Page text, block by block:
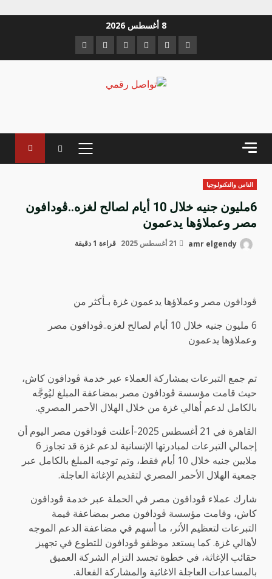
8 أغسطس 2026
Facebook
Twitter
Linkedin
VK
Youtube
Instagram
القائمة
الرئيسية
الناس والتكنولوجيا
6مليون جنيه خلال 10 أيام لصالح لغزه..ڤودافون
مصر وعملاؤها يدعمون
قراءة 1 دقيقة
ڤودافون مصر وعملاؤها يدعمون غزة بـأكثر من
6 مليون جنيه خلال 10 أيام لصالح لغزه..ڤودافون مصر
وعملاؤها يدعمون
تم جمع التبرعات بمشاركة العملاء عبر خدمة ڤودافون كاش،
حيث قامت مؤسسة ڤودافون مصر بمضاعفة المبلغ ليُوجَّه
بالكامل لدعم أهالي غزة من خلال الهلال الأحمر المصري.
القاهرة في 21 أغسطس 2025-أعلنت ڤودافون مصر اليوم أن
إجمالي التبرعات لمبادرتها الإنسانية لدعم غزة قد تجاوز 6
ملايين جنيه خلال 10 أيام فقط، وتم توجيه المبلغ بالكامل عبر
جمعية الهلال الأحمر المصري لتقديم الإغاثة العاجلة.
شارك عملاء ڤودافون مصر في الحملة عبر خدمة ڤودافون
كاش، وقامت مؤسسة ڤودافون مصر بمضاعفة قيمة
التبرعات لتعظيم الأثر، ما أسهم في مضاعفة الدعم الموجه
لأهالي غزة. كما يستعد موظفو ڤودافون للتطوع في تجهيز
حقائب الإغاثة، في خطوة تجسد التزام الشركة العميق
بالمساعدات العاجلة الاغاثية والمشاركة الفعالة.